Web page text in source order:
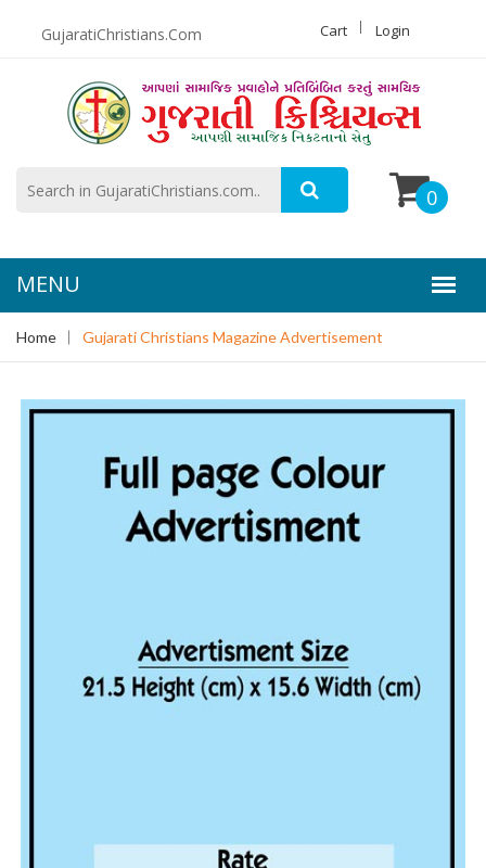
GujaratiChristians.Com Cart Login
0
Home Gujarati Christians Magazine Advertisement